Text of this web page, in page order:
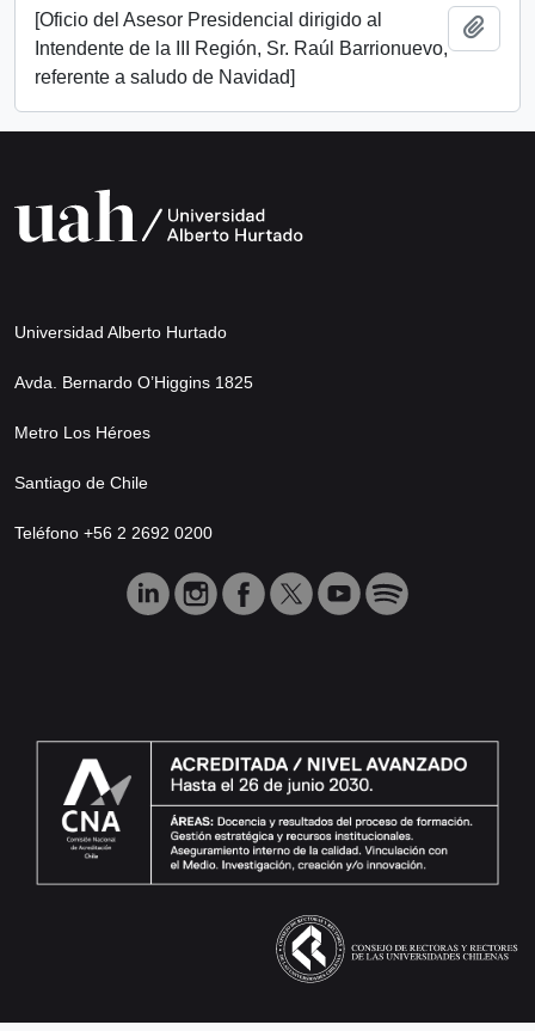
[Oficio del Asesor Presidencial dirigido al
Intendente de la III Región, Sr. Raúl Barrionuevo,
referente a saludo de Navidad]
Universidad Alberto Hurtado
Avda. Bernardo O’Higgins 1825
Metro Los Héroes
Santiago de Chile
Teléfono +56 2 2692 0200